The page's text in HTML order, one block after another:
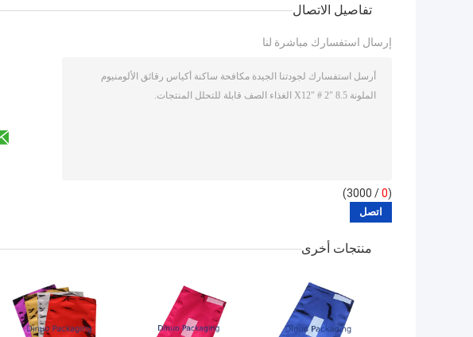
تفاصيل الاتصال
إرسال استفسارك مباشرة لنا
(
0
/ 3000)
منتجات أخرى